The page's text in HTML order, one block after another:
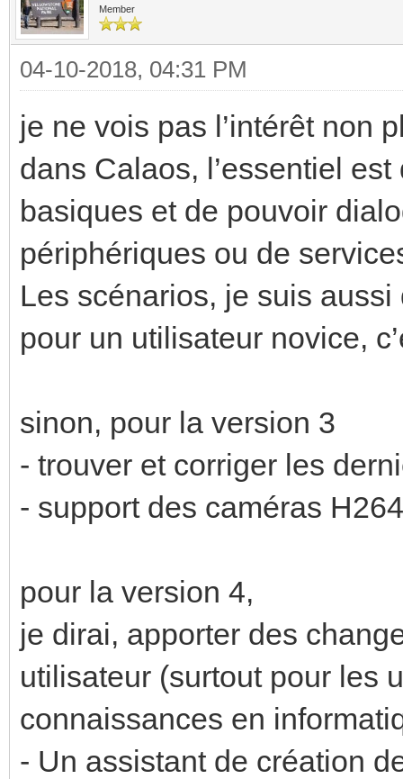
Member
04-10-2018, 04:31 PM
je ne vois pas l’intérêt non
dans Calaos, l’essentiel
basiques et de pouvoir
périphériques ou de
Les scénarios, je suis aussi
pour un utilisateur novice,
sinon, pour la version 3
- trouver et corriger les
- support des caméras
pour la version 4,
je dirai, apporter des
utilisateur (surtout pour les
connaissances en
- Un assistant de création